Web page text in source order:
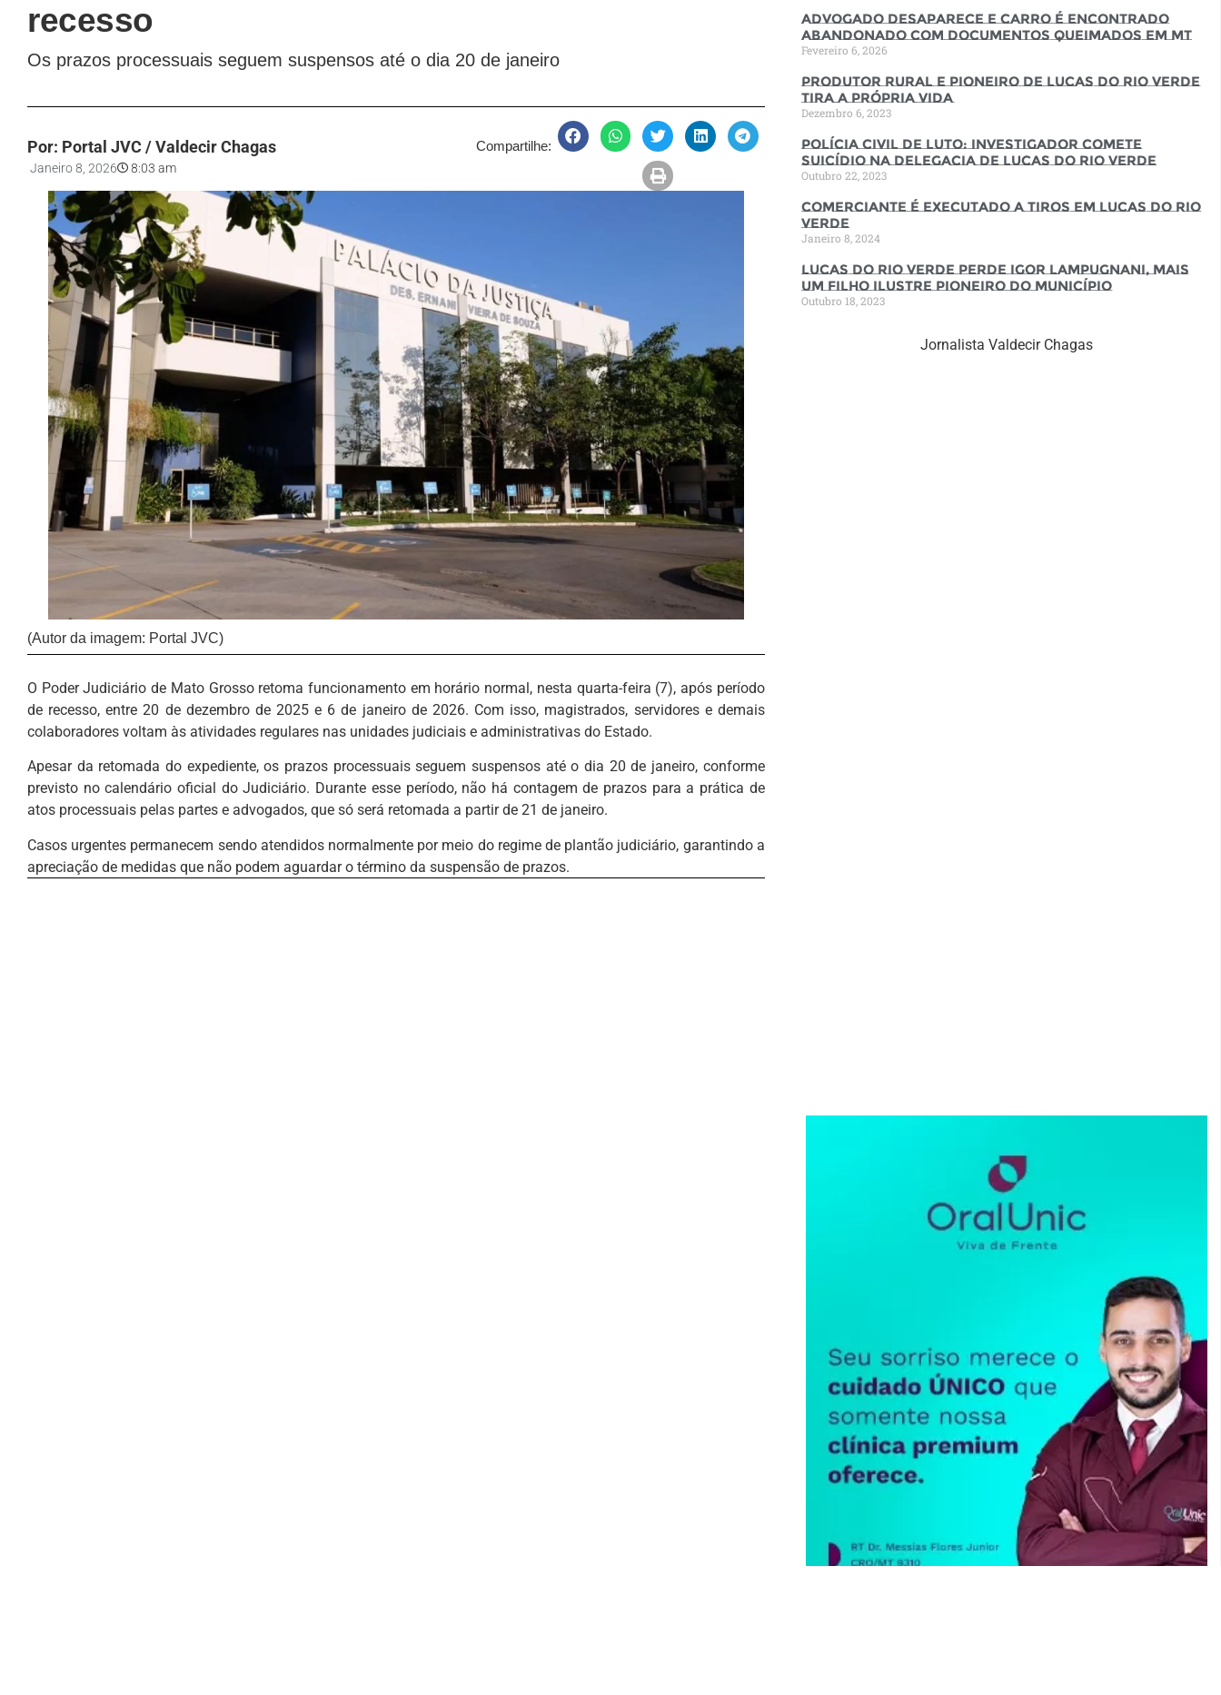
recesso
Os prazos processuais seguem suspensos até o dia 20 de janeiro
Por: Portal JVC / Valdecir Chagas
Janeiro 8, 2026 8:03 am
Compartilhe:
(Autor da imagem: Portal JVC)
O Poder Judiciário de Mato Grosso retoma funcionamento em horário normal, nesta quarta-feira (7), após período
de recesso, entre 20 de dezembro de 2025 e 6 de janeiro de 2026. Com isso, magistrados, servidores e demais
colaboradores voltam às atividades regulares nas unidades judiciais e administrativas do Estado.
Apesar da retomada do expediente, os prazos processuais seguem suspensos até o dia 20 de janeiro, conforme
previsto no calendário oficial do Judiciário. Durante esse período, não há contagem de prazos para a prática de
atos processuais pelas partes e advogados, que só será retomada a partir de 21 de janeiro.
Casos urgentes permanecem sendo atendidos normalmente por meio do regime de plantão judiciário, garantindo a
apreciação de medidas que não podem aguardar o término da suspensão de prazos.
Advogado desaparece e carro é encontrado
abandonado com documentos queimados em MT
Fevereiro 6, 2026
Produtor rural e pioneiro de Lucas do Rio Verde
tira a própria vida
Dezembro 6, 2023
Polícia Civil de luto: Investigador comete
suicídio na Delegacia de Lucas do Rio Verde
Outubro 22, 2023
Comerciante é executado a tiros em Lucas do Rio
Verde
Janeiro 8, 2024
Lucas do Rio Verde perde Igor Lampugnani, mais
um filho ilustre pioneiro do município
Outubro 18, 2023
Jornalista Valdecir Chagas